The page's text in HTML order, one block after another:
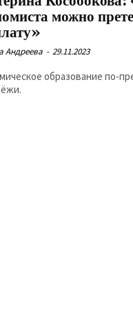
можно
Андреева - 29.11.2023
образование по-